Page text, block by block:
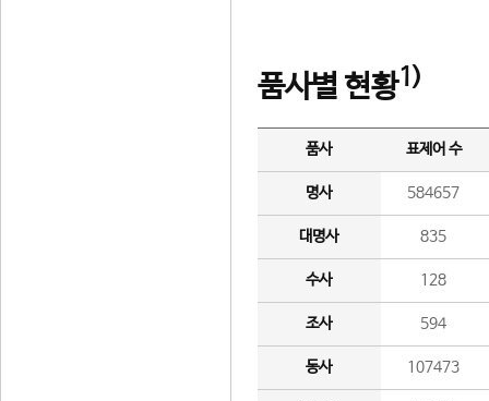
품사별 현황1)
품사 표제어 수
명사 584657
대명사 835
수사 128
조사 594
동사 107473